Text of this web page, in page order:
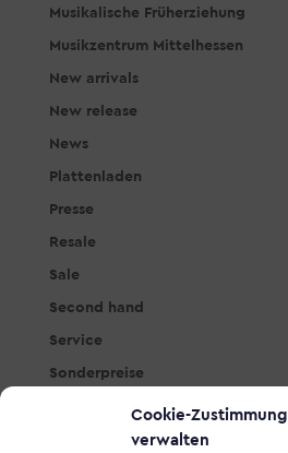
Cookie-Zustimmung
verwalten
Musikalische Früherziehung
Musikzentrum Mittelhessen
New arrivals
New release
News
Plattenladen
Presse
Resale
Sale
Second hand
Service
Sonderpreise
Tasteninstrumente